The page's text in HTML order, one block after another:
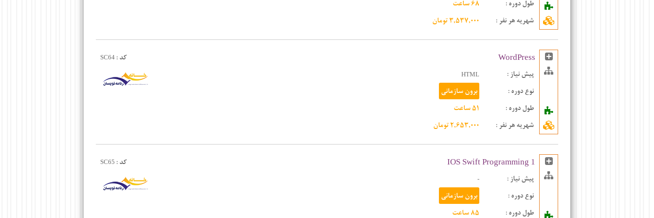
طول دوره :
۶۸ ساعت
شهریه هر نفر: ۳,۵۳۷,۰۰۰ تومان
WordPress کد : SC64
پیش نیاز : HTML
نوع دوره :
برون سازمانی
طول دوره :
۵۱ ساعت
شهریه هر نفر: ۲,۶۵۳,۰۰۰ تومان
IOS Swift Programming 1 کد : SC65
پیش نیاز : -
نوع دوره :
برون سازمانی
طول دوره :
۸۵ ساعت